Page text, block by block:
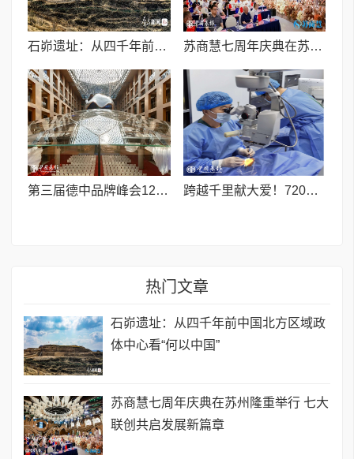
石峁遗址：从四千年前中国北方区域政体中心看“何以中国” 苏商慧七周年庆典在苏州隆重举行 七大联创共启发展新篇章
第三届德中品牌峰会12月将在柏林举办，聚焦人工智能时代品牌全球化发展 跨越千里献大爱！720光明行助力喀什150名白内障老人重获清晰视界
热门文章
石峁遗址：从四千年前中国北方区域政
体中心看“何以中国”
苏商慧七周年庆典在苏州隆重举行 七大
联创共启发展新篇章